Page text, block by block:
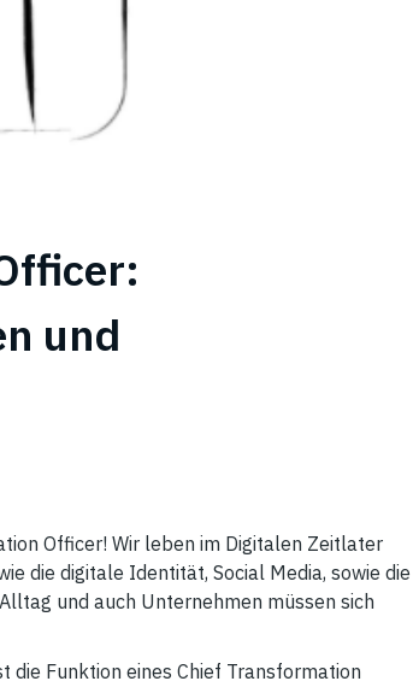
und
Officer! Wir leben im Digitalen Zeitlater
die digitale Identität, Social Media, sowie die
und auch Unternehmen müssen sich
die Funktion eines Chief Transformation